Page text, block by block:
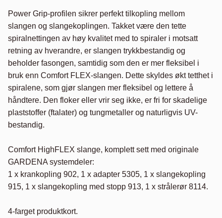
Power Grip-profilen sikrer perfekt tilkopling mellom
slangen og slangekoplingen. Takket være den tette
spiralnettingen av høy kvalitet med to spiraler i motsatt
retning av hverandre, er slangen trykkbestandig og
beholder fasongen, samtidig som den er mer fleksibel i
bruk enn Comfort FLEX-slangen. Dette skyldes økt tetthet i
spiralene, som gjør slangen mer fleksibel og lettere å
håndtere. Den floker eller vrir seg ikke, er fri for skadelige
plaststoffer (ftalater) og tungmetaller og naturligvis UV-
bestandig.
Comfort HighFLEX slange, komplett sett med originale
GARDENA systemdeler:
1 x krankopling 902, 1 x adapter 5305, 1 x slangekopling
915, 1 x slangekopling med stopp 913, 1 x strålerør 8114.
4-farget produktkort.